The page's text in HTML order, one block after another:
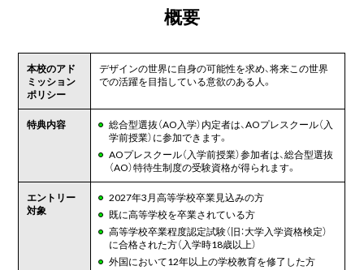
概要
本校のアド
ミッション
ポリシー
デザインの世界に自身の可能性を求め、将来この世界
での活躍を目指している意欲のある人。
特典内容
総合型選抜（AO入学）内定者は、AOプレスクール（入
学前授業）に参加できます。
AOプレスクール（入学前授業）参加者は、総合型選抜
（AO）特待生制度の受験資格が得られます。
エントリー
対象
2027年3月高等学校卒業見込みの方
既に高等学校を卒業されている方
高等学校卒業程度認定試験（旧：大学入学資格検定）
に合格された方（入学時18歳以上）
外国において12年以上の学校教育を修了した方